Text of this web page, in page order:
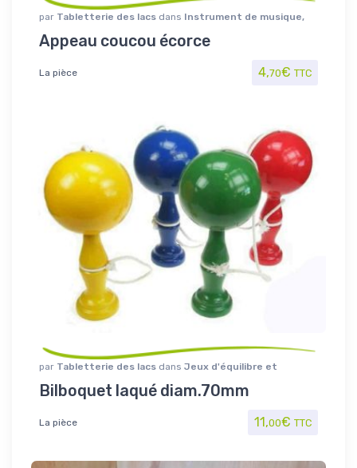
par Tabletterie des lacs dans Instrument de musique,
Appeau coucou écorce
La pièce 4,70€ TTC
par Tabletterie des lacs dans Jeux d'équilibre et
Bilboquet laqué diam.70mm
La pièce 11,00€ TTC